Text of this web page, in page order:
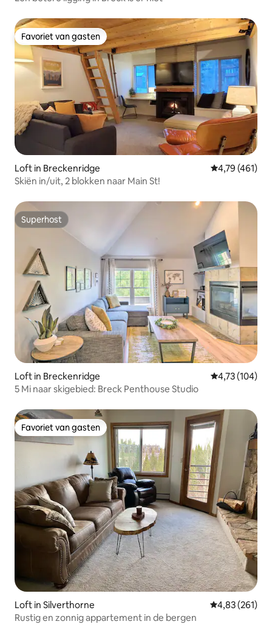
Favoriet van gasten
Favoriet van gasten
Loft in Breckenridge Gemiddelde
4,79 (461)
Skiën in/uit, 2 blokken naar Main St!
Superhost
Superhost
Loft in Breckenridge Gemiddelde
4,73 (104)
5 Mi naar skigebied: Breck Penthouse Studio
Favoriet van gasten
Favoriet van gasten
Loft in Silverthorne Gemiddelde
4,83 (261)
Rustig en zonnig appartement in de bergen